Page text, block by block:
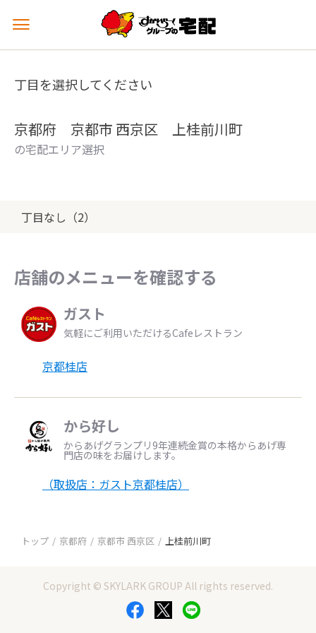
メ
ュ
を
丁目を選択してください
京都府 京都市 西京区 上桂前川町
の宅配エリア選択
丁目なし（2）
店舗のメニューを確認する
ガスト
気軽にご利用いただけるCafeレストラン
京都桂店
から好し
からあげグランプリ9年連続金賞の本格からあげ専
門店の味をお届けします。
（取扱店：ガスト京都桂店）
トップ 京都府 京都市 西京区 上桂前川町
Copyright © SKYLARK GROUP All rights reserved.